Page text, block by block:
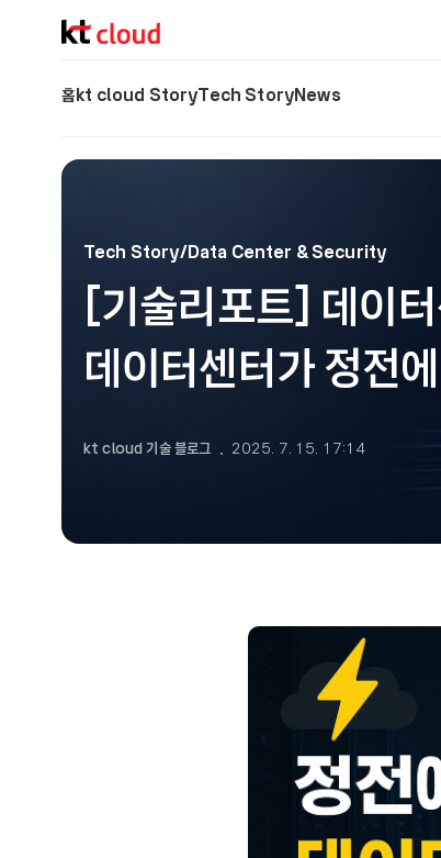
기술 블로그 (Tech) | kt cloud
홈 kt cloud StoryTech StoryNews
Tech Story/Data Center & Security
[기술리포트] 데이
데이터센터가 정전
kt cloud 기술 블로그 2025. 7. 15. 17:14